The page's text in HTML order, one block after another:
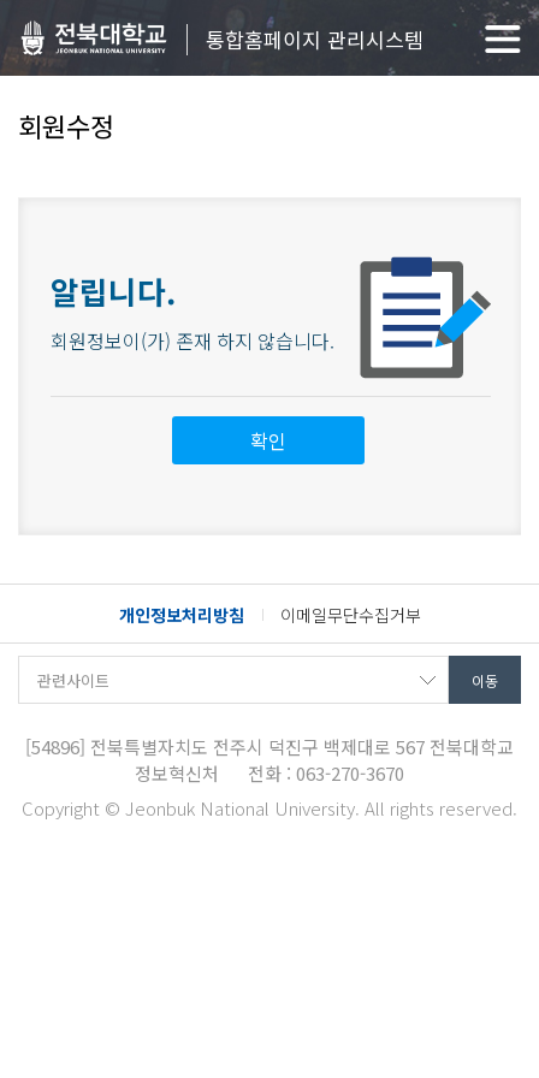
통합홈페이지 관리시스템
회원수정
알립니다.
회원정보이(가) 존재 하지 않습니다.
개인정보처리방침 이메일무단수집거부
[54896] 전북특별자치도 전주시 덕진구 백제대로 567 전북대학교
정보혁신처
전화 : 063-270-3670
Copyright © Jeonbuk National University. All rights reserved.